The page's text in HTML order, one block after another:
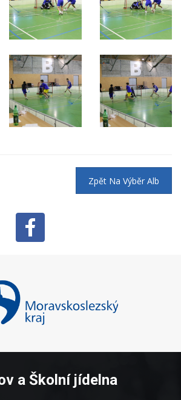
Zpět Na Výběr Alb
a Školní jídelna